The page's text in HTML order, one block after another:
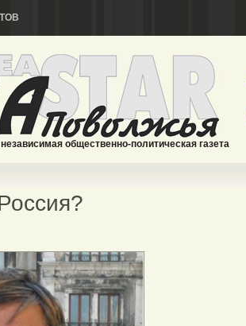
независимая общественно-политическая газета